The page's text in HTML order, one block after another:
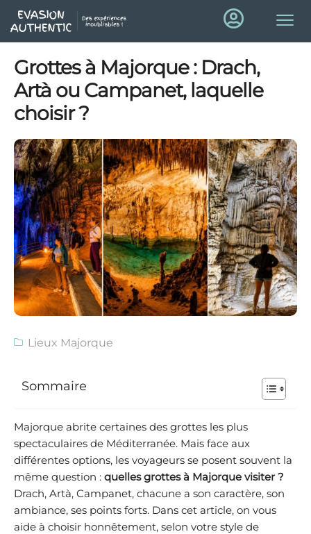
Grottes à Majorque : Drach,
Artà ou Campanet, laquelle
choisir ?
Lieux Majorque
Sommaire
Majorque abrite certaines des grottes les plus
spectaculaires de Méditerranée. Mais face aux
différentes options, les voyageurs se posent souvent la
même question : quelles grottes à Majorque visiter ?
Drach, Artà, Campanet, chacune a son caractère, son
ambiance, ses points forts. Dans cet article, on vous
aide à choisir honnêtement, selon votre style de